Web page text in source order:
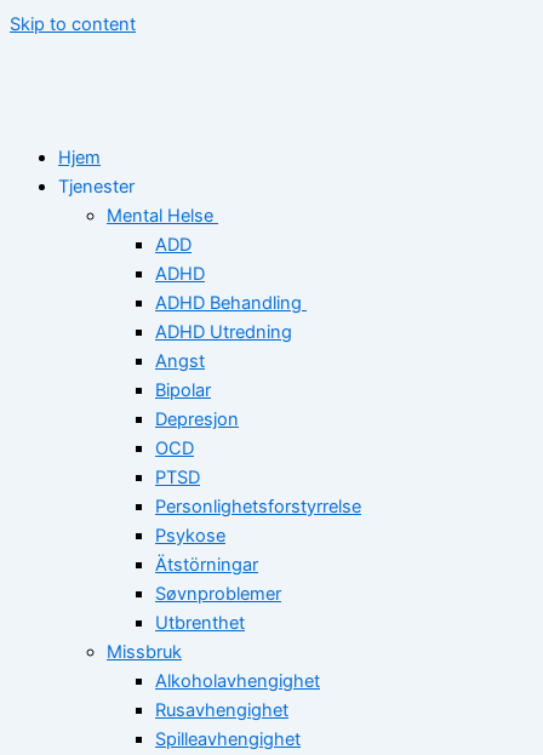
Skip to content
Hjem
Tjenester
Mental Helse
ADD
ADHD
ADHD Behandling
ADHD Utredning
Angst
Bipolar
Depresjon
OCD
PTSD
Personlighetsforstyrrelse
Psykose
Ätstörningar
Søvnproblemer
Utbrenthet
Missbruk
Alkoholavhengighet
Rusavhengighet
Spilleavhengighet